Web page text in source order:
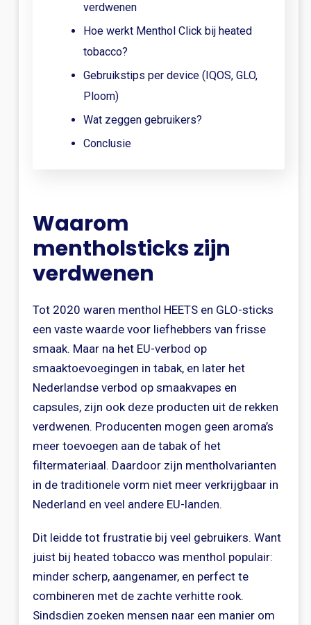
verdwenen
Hoe werkt Menthol Click bij heated
tobacco?
Gebruikstips per device (IQOS, GLO,
Ploom)
Wat zeggen gebruikers?
Conclusie
Waarom
mentholsticks zijn
verdwenen
Tot 2020 waren menthol HEETS en GLO-sticks
een vaste waarde voor liefhebbers van frisse
smaak. Maar na het EU-verbod op
smaaktoevoegingen in tabak, en later het
Nederlandse verbod op smaakvapes en
capsules, zijn ook deze producten uit de rekken
verdwenen. Producenten mogen geen aroma’s
meer toevoegen aan de tabak of het
filtermateriaal. Daardoor zijn mentholvarianten
in de traditionele vorm niet meer verkrijgbaar in
Nederland en veel andere EU-landen.
Dit leidde tot frustratie bij veel gebruikers. Want
juist bij heated tobacco was menthol populair:
minder scherp, aangenamer, en perfect te
combineren met de zachte verhitte rook.
Sindsdien zoeken mensen naar een manier om